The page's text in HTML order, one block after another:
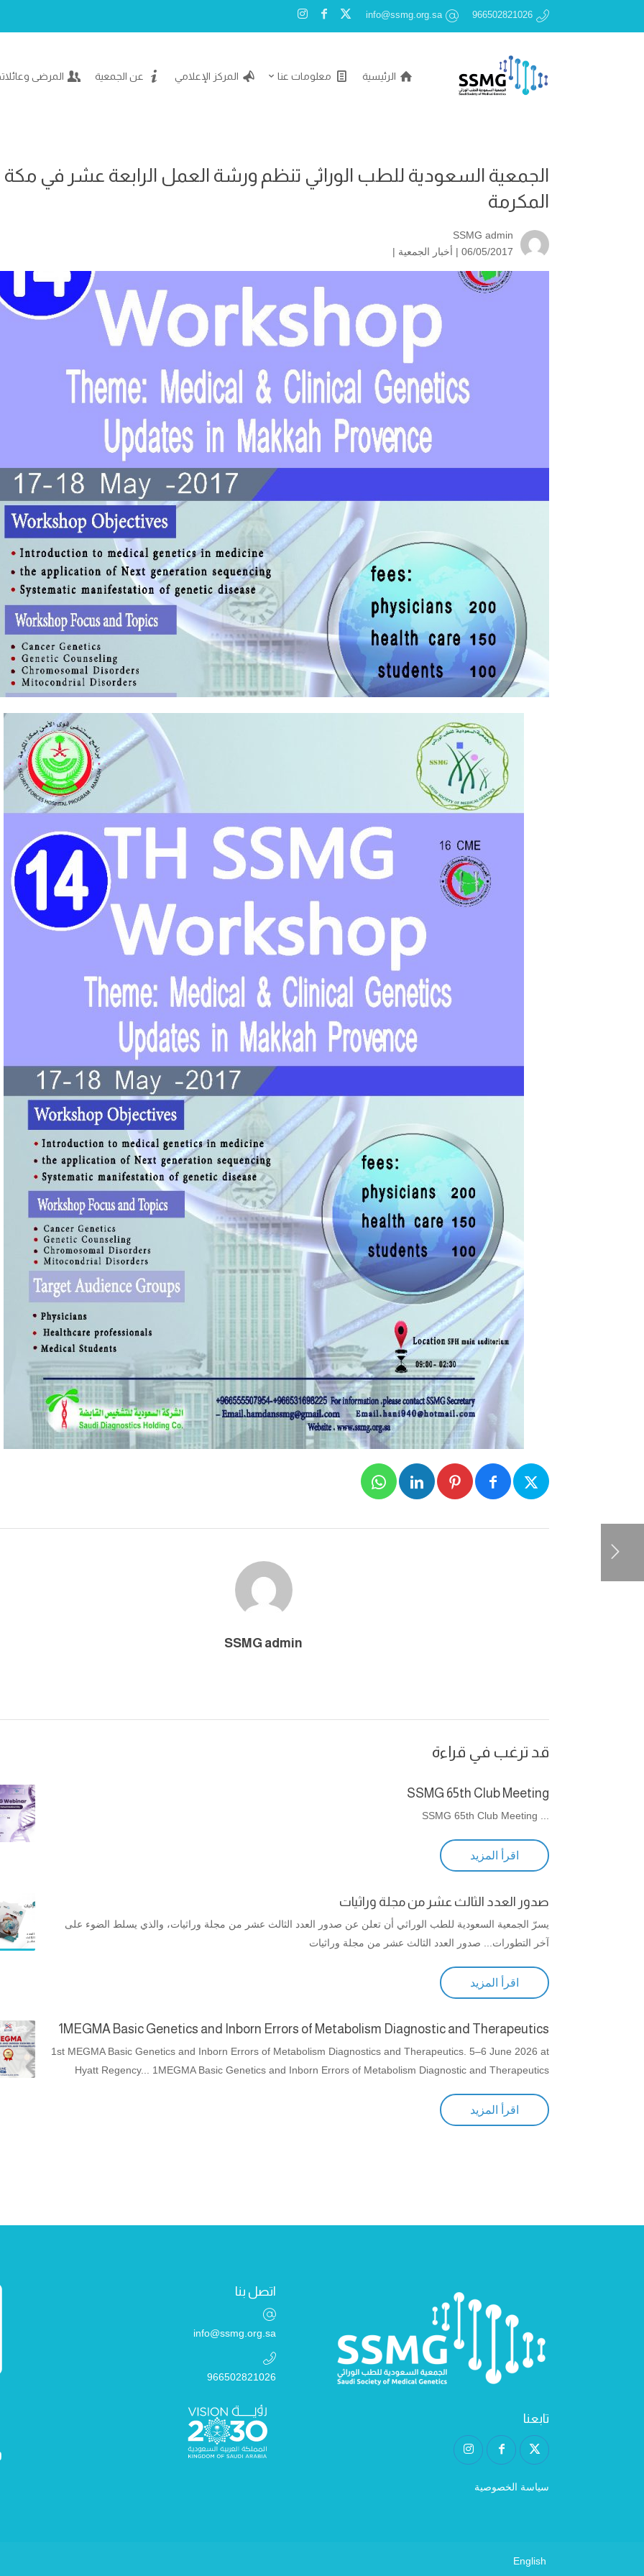
966502821026
info@ssmg.org.sa
الرئيسية معلومات عنا المركز الإعلامي عن الجمعية المرضى
الجمعية السعودية للطب الوراثي تنظم ورشة العمل الرابعة عشر في مكة
المكرمة
SSMG admin
06/05/2017 |
أخبار الجمعية |
SSMG admin
قد ترغب في قراءة
SSMG 65th Club Meeting
اقرأ المزيد
صدور العدد الثالث عشر من مجلة وراثيات
يسرّ الجمعية السعودية للطب الوراثي أن تعلن عن صدور العدد الثالث عشر من مجلة وراثيات، والذي يسلط الضوء على
آخر التطورات... صدور العدد الثالث عشر من مجلة وراثيات
اقرأ المزيد
1MEGMA Basic Genetics and Inborn Errors of Metabolism Diagnostic and Therapeutics
1st MEGMA Basic Genetics and Inborn Errors of Metabolism Diagnostics and Therapeutics. 5–6 June 2026 at
Hyatt Regency... 1MEGMA Basic Genetics and Inborn Errors of Metabolism Diagnostic and Therapeutics
اقرأ المزيد
تابعنا
سياسة الخصوصية
اتصل بنا
info@ssmg.org.sa
966502821026
English